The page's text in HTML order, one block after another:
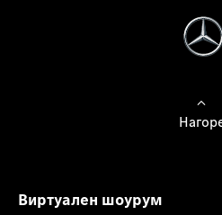
Виртуален шоурум